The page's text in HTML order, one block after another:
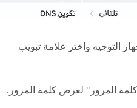
جهاز التوجيه واختر علامة تبويب